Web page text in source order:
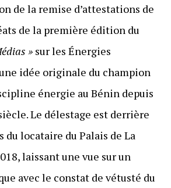
de la remise d’attestations de
de la première édition du
»sur les Énergies
idée originale du champion
énergie au Bénin depuis
Le délestage est derrière
du locataire du Palais de La
laissant une vue sur un
avec le constat de vétusté du